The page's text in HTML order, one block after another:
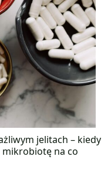
jelitach – kiedy
na co